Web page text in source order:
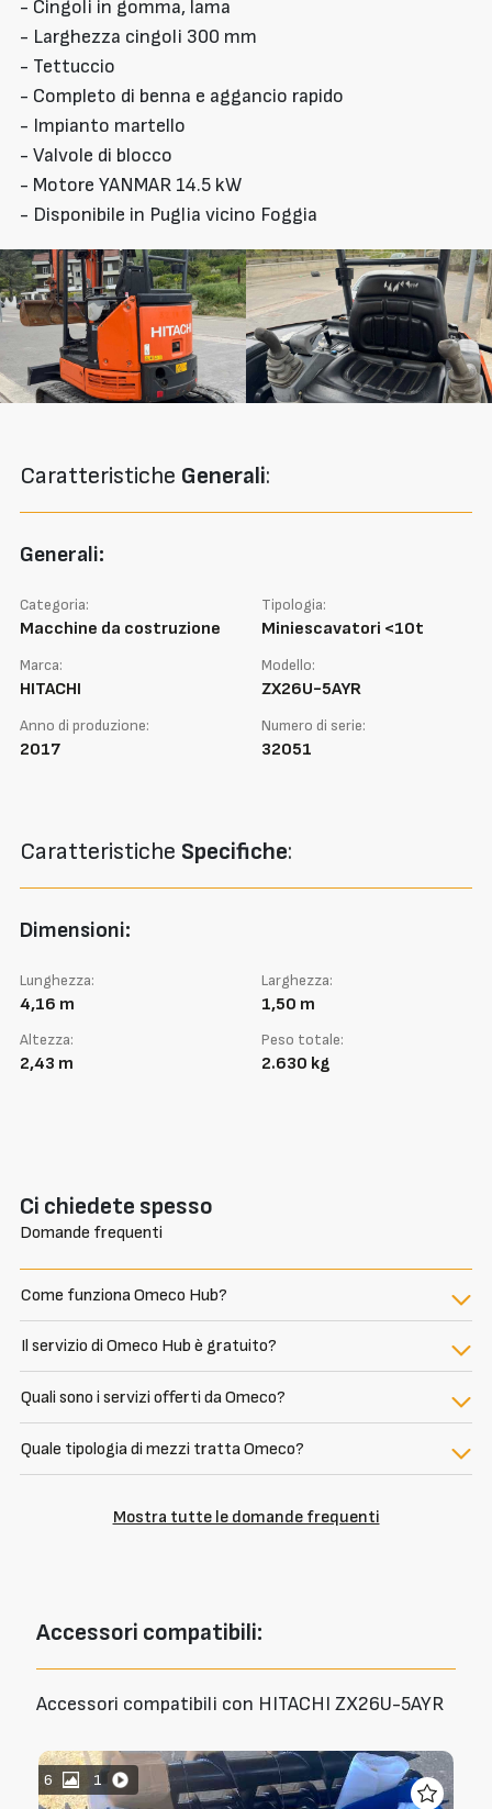
- Cingoli in gomma, lama
- Larghezza cingoli 300 mm
- Tettuccio
- Completo di benna e aggancio rapido
- Impianto martello
- Valvole di blocco
- Motore YANMAR 14.5 kW
- Disponibile in Puglia vicino Foggia
Caratteristiche Generali:
Generali:
Categoria:
Macchine da costruzione
Tipologia:
Miniescavatori <10t
Marca:
HITACHI
Modello:
ZX26U-5AYR
Anno di produzione:
2017
Numero di serie:
32051
Caratteristiche Specifiche:
Dimensioni:
Lunghezza:
4,16 m
Larghezza:
1,50 m
Altezza:
2,43 m
Peso totale:
2.630 kg
Ci chiedete spesso
Domande frequenti
Come funziona Omeco Hub?
Il servizio di Omeco Hub è gratuito?
Quali sono i servizi offerti da Omeco?
Quale tipologia di mezzi tratta Omeco?
Mostra tutte le domande frequenti
Accessori compatibili:
Accessori compatibili con HITACHI ZX26U-5AYR
6 1